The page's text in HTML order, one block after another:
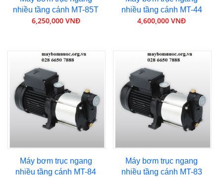
nhiều tầng cánh MT-85T
6,250,000 VNĐ
nhiều tầng cánh MT-44
4,600,000 VNĐ
Máy bơm trục ngang
nhiều tầng cánh MT-84
Máy bơm trục ngang
nhiều tầng cánh MT-83